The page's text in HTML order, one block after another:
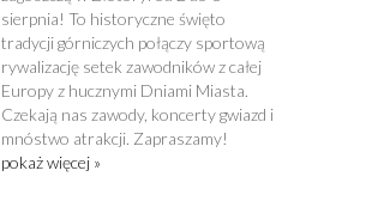
sierpnia! To historyczne święto
tradycji górniczych połączy sportową
rywalizację setek zawodników z całej
Europy z hucznymi Dniami Miasta.
Czekają nas zawody, koncerty gwiazd i
mnóstwo atrakcji. Zapraszamy!
pokaż więcej »